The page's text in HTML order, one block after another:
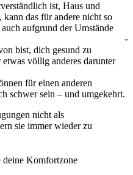
ist, Haus und
das für andere nicht so
aufgrund der Umstände
bist, dich gesund zu
völlig anderes darunter
für einen anderen
schwer sein – und umgekehrt.
nicht als
sie immer wieder zu
deine Komfortzone